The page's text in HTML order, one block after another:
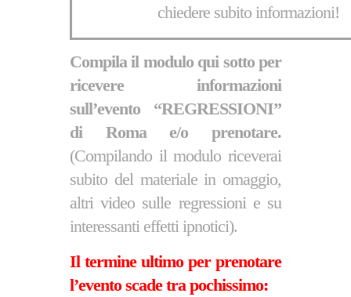
chiedere subito informazioni!
Compila il modulo qui sotto per
ricevere informazioni
sull’evento “REGRESSIONI”
di Roma e/o prenotare.
(Compilando il modulo riceverai
subito del materiale in omaggio,
altri video sulle regressioni e su
interessanti effetti ipnotici).
Il termine ultimo per prenotare
l’evento scade tra pochissimo: